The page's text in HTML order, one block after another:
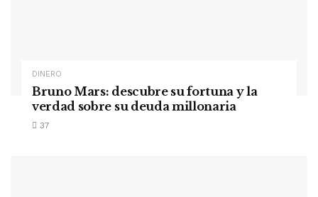
DINERO
Bruno Mars: descubre su fortuna y la
verdad sobre su deuda millonaria
37